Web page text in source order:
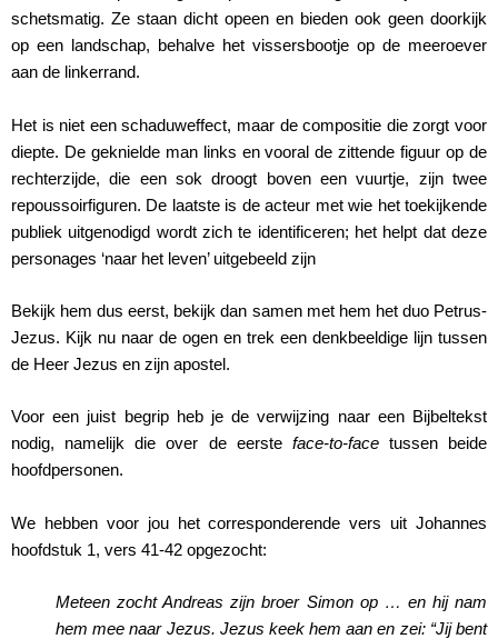
schetsmatig. Ze staan dicht opeen en bieden ook geen doorkijk
op een landschap, behalve het vissersbootje op de meeroever
aan de linkerrand.
Het is niet een schaduweffect, maar de compositie die zorgt voor
diepte. De geknielde man links en vooral de zittende figuur op de
rechterzijde, die een sok droogt boven een vuurtje, zijn twee
repoussoirfiguren. De laatste is de acteur met wie het toekijkende
publiek uitgenodigd wordt zich te identificeren; het helpt dat deze
personages ‘naar het leven’ uitgebeeld zijn
Bekijk hem dus eerst, bekijk dan samen met hem het duo Petrus-
Jezus. Kijk nu naar de ogen en trek een denkbeeldige lijn tussen
de Heer Jezus en zijn apostel.
Voor een juist begrip heb je de verwijzing naar een Bijbeltekst
nodig, namelijk die over de eerste face-to-facetussen beide
hoofdpersonen.
We hebben voor jou het corresponderende vers uit Johannes
hoofdstuk 1, vers 41-42 opgezocht:
Meteen zocht Andreas zijn broer Simon op … en hij nam
hem mee naar Jezus. Jezus keek hem aan en zei: “Jij bent